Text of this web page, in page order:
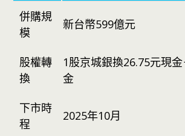
併購規
模
新台幣599億元
股權轉
換
1股京城銀換26.75元現
金
下市時
程
2025年10月